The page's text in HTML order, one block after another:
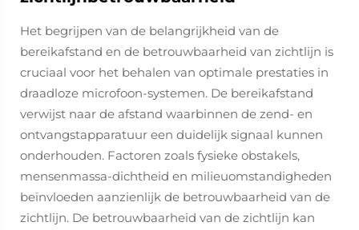
Het begrijpen van de belangrijkheid van de
bereikafstand en de betrouwbaarheid van zichtlijn is
cruciaal voor het behalen van optimale prestaties in
draadloze microfoon-systemen. De bereikafstand
verwijst naar de afstand waarbinnen de zend- en
ontvangstapparatuur een duidelijk signaal kunnen
onderhouden. Factoren zoals fysieke obstakels,
mensenmassa-dichtheid en milieuomstandigheden
beïnvloeden aanzienlijk de betrouwbaarheid van de
zichtlijn. De betrouwbaarheid van de zichtlijn kan